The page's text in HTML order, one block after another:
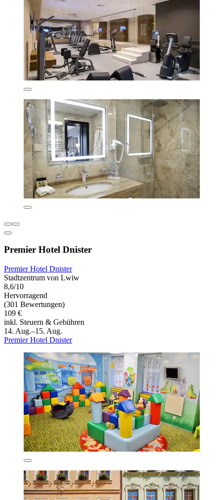
Premier Hotel Dnister
Premier Hotel Dnister
Stadtzentrum von Lwiw
8,6/10
Hervorragend
(301 Bewertungen)
109 €
inkl. Steuern & Gebühren
14. Aug.–15. Aug.
Premier Hotel Dnister